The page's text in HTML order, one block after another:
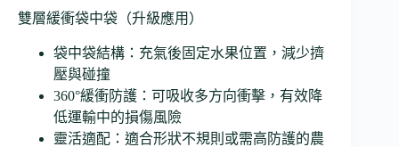
雙層緩衝袋中袋（升級應用）
袋中袋結構：充氣後固定水果位置，減少擠
壓與碰撞
360°緩衝防護：可吸收多方向衝擊，有效降
低運輸中的損傷風險
靈活適配：適合形狀不規則或需高防護的農